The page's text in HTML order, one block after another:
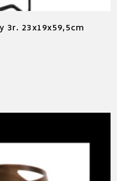
23x19x59,5cm